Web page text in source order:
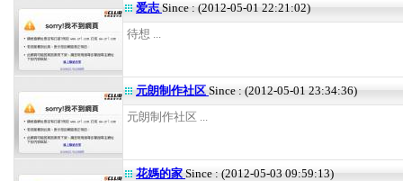
爱志Since : (2012-05-01 22:21:02)
待想 ...
元朗制作社区 Since : (2012-05-01 23:34:36)
元朗制作社区 ...
花媽的家Since : (2012-05-03 09:59:13)